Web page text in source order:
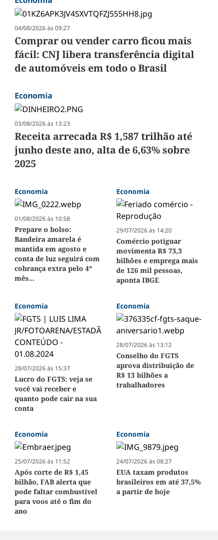
04/08/2026 às 09:27
Comprar ou vender carro ficou mais
fácil: CNJ libera transferência digital
de automóveis em todo o Brasil
Economia
03/08/2026 às 13:23
Receita arrecada R$ 1,587 trilhão até
junho deste ano, alta de 6,63% sobre
2025
Economia
01/08/2026 às 10:58
Prepare o bolso:
Bandeira amarela é
mantida em agosto e
conta de luz seguirá com
cobrança extra pelo 4º
mês...
Economia
29/07/2026 às 14:20
Comércio potiguar
movimenta R$ 73,3
bilhões e emprega mais
de 126 mil pessoas,
aponta IBGE
Economia
28/07/2026 às 15:37
Lucro do FGTS: veja se
você vai receber e
quanto pode cair na sua
conta
Economia
28/07/2026 às 13:12
Conselho do FGTS
aprova distribuição de
R$ 13 bilhões a
trabalhadores
Economia
25/07/2026 às 11:52
Após corte de R$ 1,45
bilhão, FAB alerta que
pode faltar combustível
para voos até o fim do
ano
Economia
24/07/2026 às 08:27
EUA taxam produtos
brasileiros em até 37,5%
a partir de hoje